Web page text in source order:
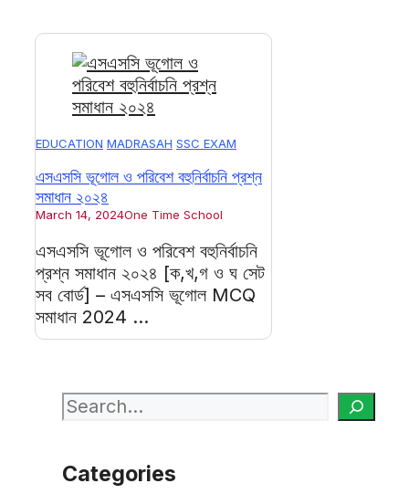
EDUCATION MADRASAH SSC EXAM
এসএসসি ভূগোল ও পরিবেশ বহুনির্বাচনি প্রশ্ন
সমাধান ২০২৪
March 14, 2024One Time School
এসএসসি ভূগোল ও পরিবেশ বহুনির্বাচনি
প্রশ্ন সমাধান ২০২৪ [ক,খ,গ ও ঘ সেট
সব বোর্ড] – এসএসসি ভূগোল MCQ
সমাধান 2024 ...
Search
Categories